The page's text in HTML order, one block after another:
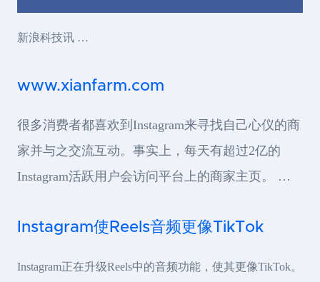
新浪科技讯 …
www.xianfarm.com
很多消费者都喜欢到Instagram来寻找自己心仪的商
家并与之交流互动。事实上，每天有超过2亿的
Instagram活跃用户会访问平台上的商家主页。 …
Instagram使Reels音频更像TikTok
Instagram正在升级Reels中的音频功能，使其更像TikTok。